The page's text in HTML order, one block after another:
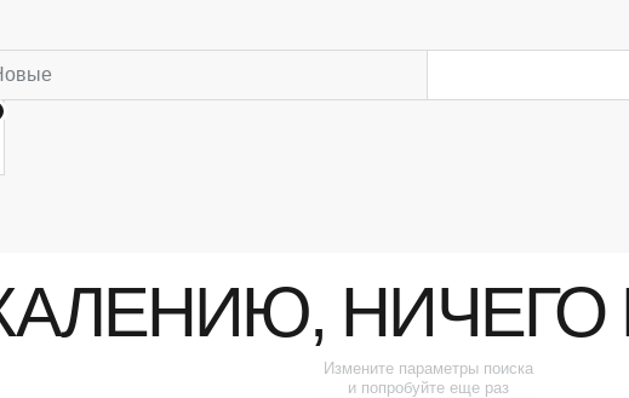
НИЧЕГО
Измените параметры поиска
и попробуйте еще раз